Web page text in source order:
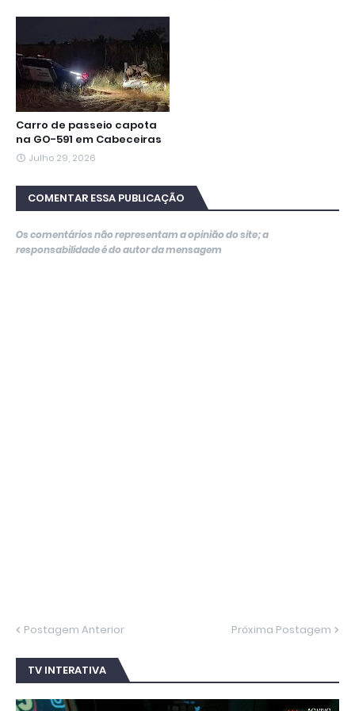
Carro de passeio capota
na GO-591 em Cabeceiras
Julho 29, 2026
COMENTAR ESSA PUBLICAÇÃO
Os comentários não representam a opinião do site; a
responsabilidade é do autor da mensagem
Postagem Anterior Próxima Postagem
TV INTERATIVA